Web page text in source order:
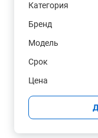
Категория
Бренд
Модель
Срок
Цена